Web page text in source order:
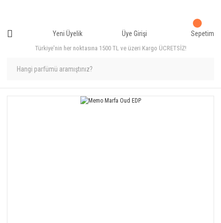
Türkiye'nin her noktasına 1500 TL ve üzeri Kargo ÜCRETSİZ!
Yeni Üyelik Üye Girişi Sepetim